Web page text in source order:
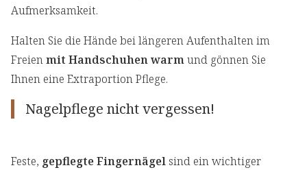
Aufmerksamkeit.
Halten Sie die Hände bei längeren Aufenthalten im
Freienmit Handschuhen warmund gönnen Sie
Ihnen eine Extraportion Pflege.
Nagelpflege nicht vergessen!
Feste, gepflegte Fingernägel sind ein wichtiger